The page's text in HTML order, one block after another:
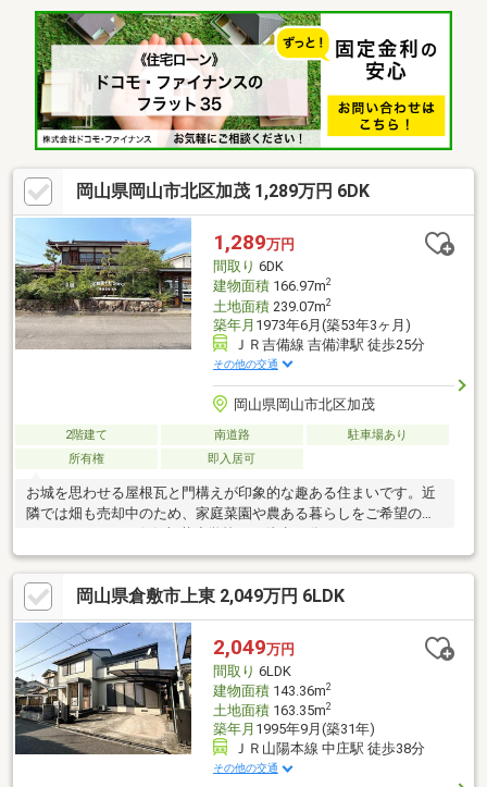
トの対面式キッチン・2階東側洋室は2ドア、間仕切りも可能(別途
要費用)・2階西側洋室に書斎スペース有・駐車3台可能(車種によ
る)▼設備・食洗機・浴室乾燥機・24時間換気・熱交換システム
(MAHBEX)■ ご希望の住まい探しをお手伝いします
━━━━━・・・物件の詳細・ご相談はお気軽にお問い合わせく
ださい。
岡山県岡山市北区加茂 1,289万円 6DK
1,289万円
間取り 6DK
建物面積166.97m2
土地面積239.07m2
築年月 1973年6月(築53年3ヶ月)
ＪＲ吉備線 吉備津駅 徒歩25分
その他の交通
岡山県岡山市北区加茂
2階建て 南道路
駐車場あり
所有権
即入居可
お城を思わせる屋根瓦と門構えが印象的な趣ある住まいです。近
隣では畑も売却中のため、家庭菜園や農ある暮らしをご希望の方
岡山県倉敷市上東 2,049万円 6LDK
2,049万円
間取り 6LDK
建物面積143.36m2
土地面積163.35m2
築年月 1995年9月(築31年)
ＪＲ山陽本線 中庄駅 徒歩38分
その他の交通